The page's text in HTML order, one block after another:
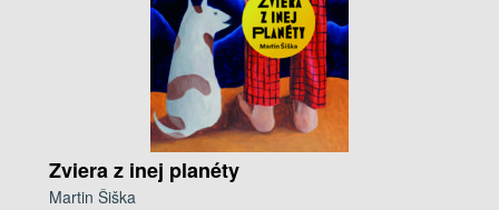
Zviera z inej planéty
Martin Šiška